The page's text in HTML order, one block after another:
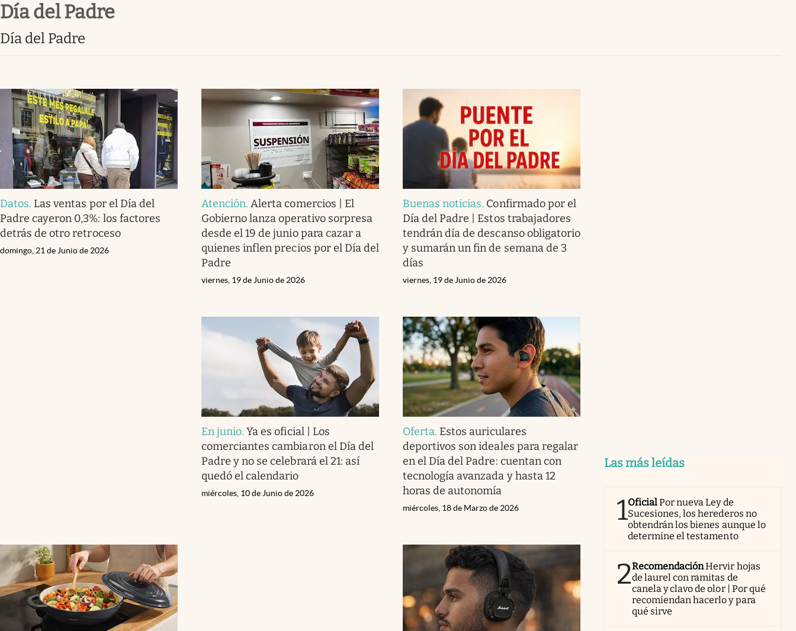
Infotechnology
Eventos Corporativos
El Cronista Studio
Mediakit
abre en nueva pestaña
Día del Padre
Día del Padre
Datos. Las ventas por el Día del
Padre cayeron 0,3%: los factores
detrás de otro retroceso
domingo, 21 de Junio de 2026
Atención.Alerta comercios | El
Gobierno lanza operativo sorpresa
desde el 19 de junio para cazar a
quienes inflen precios por el Día del
Padre
viernes, 19 de Junio de 2026
Buenas noticias. Confirmado por el
Día del Padre | Estos trabajadores
tendrán día de descanso obligatorio
y sumarán un fin de semana de 3
días
viernes, 19 de Junio de 2026
En junio.Ya es oficial | Los
comerciantes cambiaron el Día del
Padre y no se celebrará el 21: así
quedó el calendario
miércoles, 10 de Junio de 2026
Oferta. Estos auriculares
deportivos son ideales para regalar
en el Día del Padre: cuentan con
tecnología avanzada y hasta 12
horas de autonomía
miércoles, 18 de Marzo de 2026
Las más leídas
1OficialPor nueva Ley de
Sucesiones, los herederos no
obtendrán los bienes aunque lo
determine el testamento
2RecomendaciónHervir hojas
de laurel con ramitas de
canela y clavo de olor | Por qué
recomiendan hacerlo y para
qué sirve